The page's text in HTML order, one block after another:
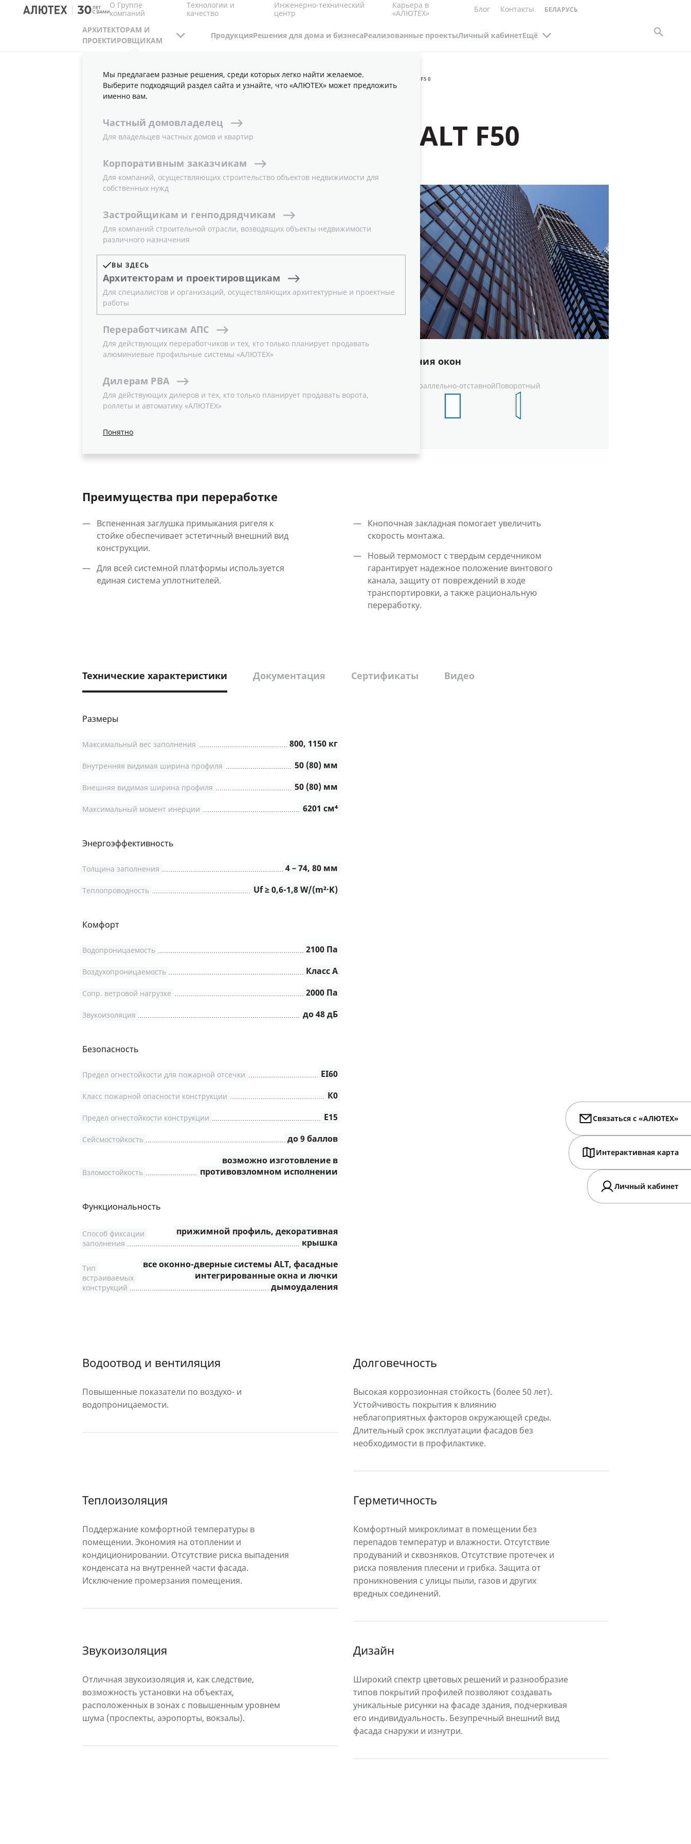
О Группе
компаний
Технологии и
качество
Инженерно-технический
центр
Карьера в
«АЛЮТЕХ» Блог Контакты БЕЛАРУСЬ
АРХИТЕКТОРАМ И
ПРОЕКТИРОВЩИКАМ
Мы предлагаем разные решения, среди которых легко найти желаемое.
Выберите подходящий раздел сайта и узнайте, что «АЛЮТЕХ» может предложить
именно вам.
Частный домовладелец
Для владельцев частных домов и квартир
Корпоративным заказчикам
Для компаний, осуществляющих строительство объектов недвижимости для
собственных нужд
Застройщикам и генподрядчикам
Для компаний строительной отрасли, возводящих объекты недвижимости
различного назначения
ВЫ ЗДЕСЬ
Архитекторам и проектировщикам
Для специалистов и организаций, осуществляющих архитектурные и проектные
работы
Переработчикам АПС
Для действующих переработчиков и тех, кто только планирует продавать
алюминиевые профильные системы «АЛЮТЕХ»
Дилерам РВА
Для действующих дилеров и тех, кто только планирует продавать ворота,
роллеты и автоматику «АЛЮТЕХ»
Понятно
ПродукцияРешения для дома и бизнесаРеализованные проектыЛичный кабинетЕщё
АРХИТЕКТОРАМ И ПРОЕКТИРОВЩИКАМ СВЕТОПРОЗРАЧНЫЕ ФАСАДЫ КЛАССИЧЕСКИЙ ФАСАД ALT F50
КЛАССИЧЕСКИЙ ФАСАД ALT F50
Классическое остекление ALT F50 предназначено для
разной степени сложности. Профили системы
обеспечивают максимальную прозрачность и визуальную
легкость конструкции за счет оптимальной конфигурации и
Типы открывания окон
Параллельно-отставнойПоворотный
Преимущества при переработке
Вспененная заглушка примыкания ригеля к
стойке обеспечивает эстетичный внешний вид
конструкции.
Для всей системной платформы используется
единая система уплотнителей.
Кнопочная закладная помогает увеличить
скорость монтажа.
Новый термомост с твердым сердечником
гарантирует надежное положение винтового
канала, защиту от повреждений в ходе
транспортировки, а также рациональную
переработку.
Технические характеристики Документация Сертификаты Видео
Размеры
800, 1150 кг
Максимальный вес заполнения
50 (80) мм
Внутренняя видимая ширина профиля
50 (80) мм
Внешняя видимая ширина профиля
6201 см⁴
Максимальный момент инерции
Энергоэффективность
4 – 74, 80 мм
Толщина заполнения
Uf ≥ 0,6-1,8 W/(m²∙K)
Теплопроводность
Комфорт
2100 Па
Водопроницаемость
Класс А
Воздухопроницаемость
2000 Па
Сопр. ветровой нагрузке
до 48 дБ
Звукоизоляция
Безопасность
EI60
Предел огнестойкости для пожарной отсечки
К0
Класс пожарной опасности конструкции
Е15
Предел огнестойкости конструкции
до 9 баллов
Сейсмостойкость
возможно изготовление в
противовзломном исполнении
Взломостойкость
Функциональность
прижимной профиль, декоративная
крышка
Способ фиксации
заполнения
все оконно-дверные системы ALT, фасадные
интегрированные окна и лючки
дымоудаления
Тип
встраиваемых
конструкций
Водоотвод и вентиляция
Повышенные показатели по воздухо- и
водопроницаемости.
Долговечность
Высокая коррозионная стойкость (более 50 лет).
Устойчивость покрытия к влиянию
неблагоприятных факторов окружающей среды.
Длительный срок эксплуатации фасадов без
необходимости в профилактике.
Теплоизоляция
Поддержание комфортной температуры в
помещении. Экономия на отоплении и
кондиционировании. Отсутствие риска выпадения
конденсата на внутренней части фасада.
Исключение промерзания помещения.
Герметичность
Комфортный микроклимат в помещении без
перепадов температур и влажности. Отсутствие
продуваний и сквозняков. Отсутствие протечек и
риска появления плесени и грибка. Защита от
проникновения с улицы пыли, газов и других
вредных соединений.
Звукоизоляция
Отличная звукоизоляция и, как следствие,
возможность установки на объектах,
расположенных в зонах с повышенным уровнем
шума (проспекты, аэропорты, вокзалы).
Дизайн
Широкий спектр цветовых решений и разнообразие
типов покрытий профилей позволяют создавать
уникальные рисунки на фасаде здания, подчеркивая
его индивидуальность. Безупречный внешний вид
фасада снаружи и изнутри.
Связаться с «АЛЮТЕХ»
Интерактивная карта
Личный кабинет